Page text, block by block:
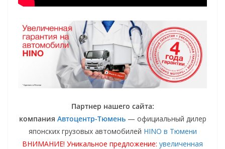
Партнер нашего сайта:
компания Автоцентр-Тюмень— официальный дилер
японских грузовых автомобилей HINO в Тюмени
ВНИМАНИЕ! Уникальное предложение: увеличенная